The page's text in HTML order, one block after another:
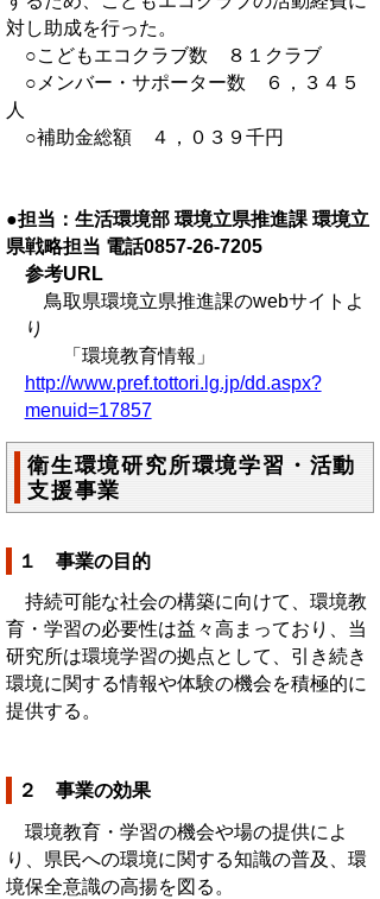
対し助成を行った。
○こどもエコクラブ数 ８１クラブ
○メンバー・サポーター数 ６，３４５
人
○補助金総額 ４，０３９千円
●担当：生活環境部 環境立県推進課 環境立
県戦略担当 電話0857-26-7205
参考URL
鳥取県環境立県推進課のwebサイトよ
り
「環境教育情報」
http://www.pref.tottori.lg.jp/dd.aspx?
menuid=17857
衛生環境研究所環境学習・活動
支援事業
１ 事業の目的
持続可能な社会の構築に向けて、環境教
育・学習の必要性は益々高まっており、当
研究所は環境学習の拠点として、引き続き
環境に関する情報や体験の機会を積極的に
提供する。
２ 事業の効果
環境教育・学習の機会や場の提供によ
り、県民への環境に関する知識の普及、環
境保全意識の高揚を図る。